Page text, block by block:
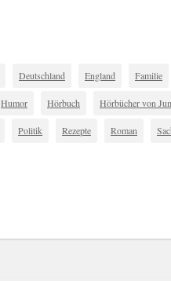
Deutschland England Familie
Humor Hörbuch Hörbücher von
Politik Rezepte Roman